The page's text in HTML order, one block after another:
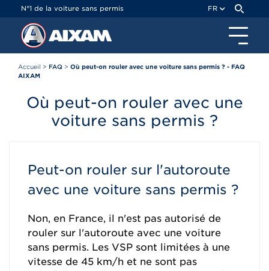
N°1 de la voiture sans permis FR
Accueil > FAQ > Où peut-on rouler avec une voiture sans permis ? - FAQ
AIXAM
Où peut-on rouler avec une
voiture sans permis ?
Peut-on rouler sur l'autoroute
avec une voiture sans permis ?
Non, en France, il n'est pas autorisé de
rouler sur l'autoroute avec une voiture
sans permis. Les VSP sont limitées à une
vitesse de 45 km/h et ne sont pas
Panneau de gestion des cookies